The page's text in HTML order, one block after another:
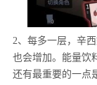
2、每多一层，辛
也会增加。能量饮
还有最重要的一点